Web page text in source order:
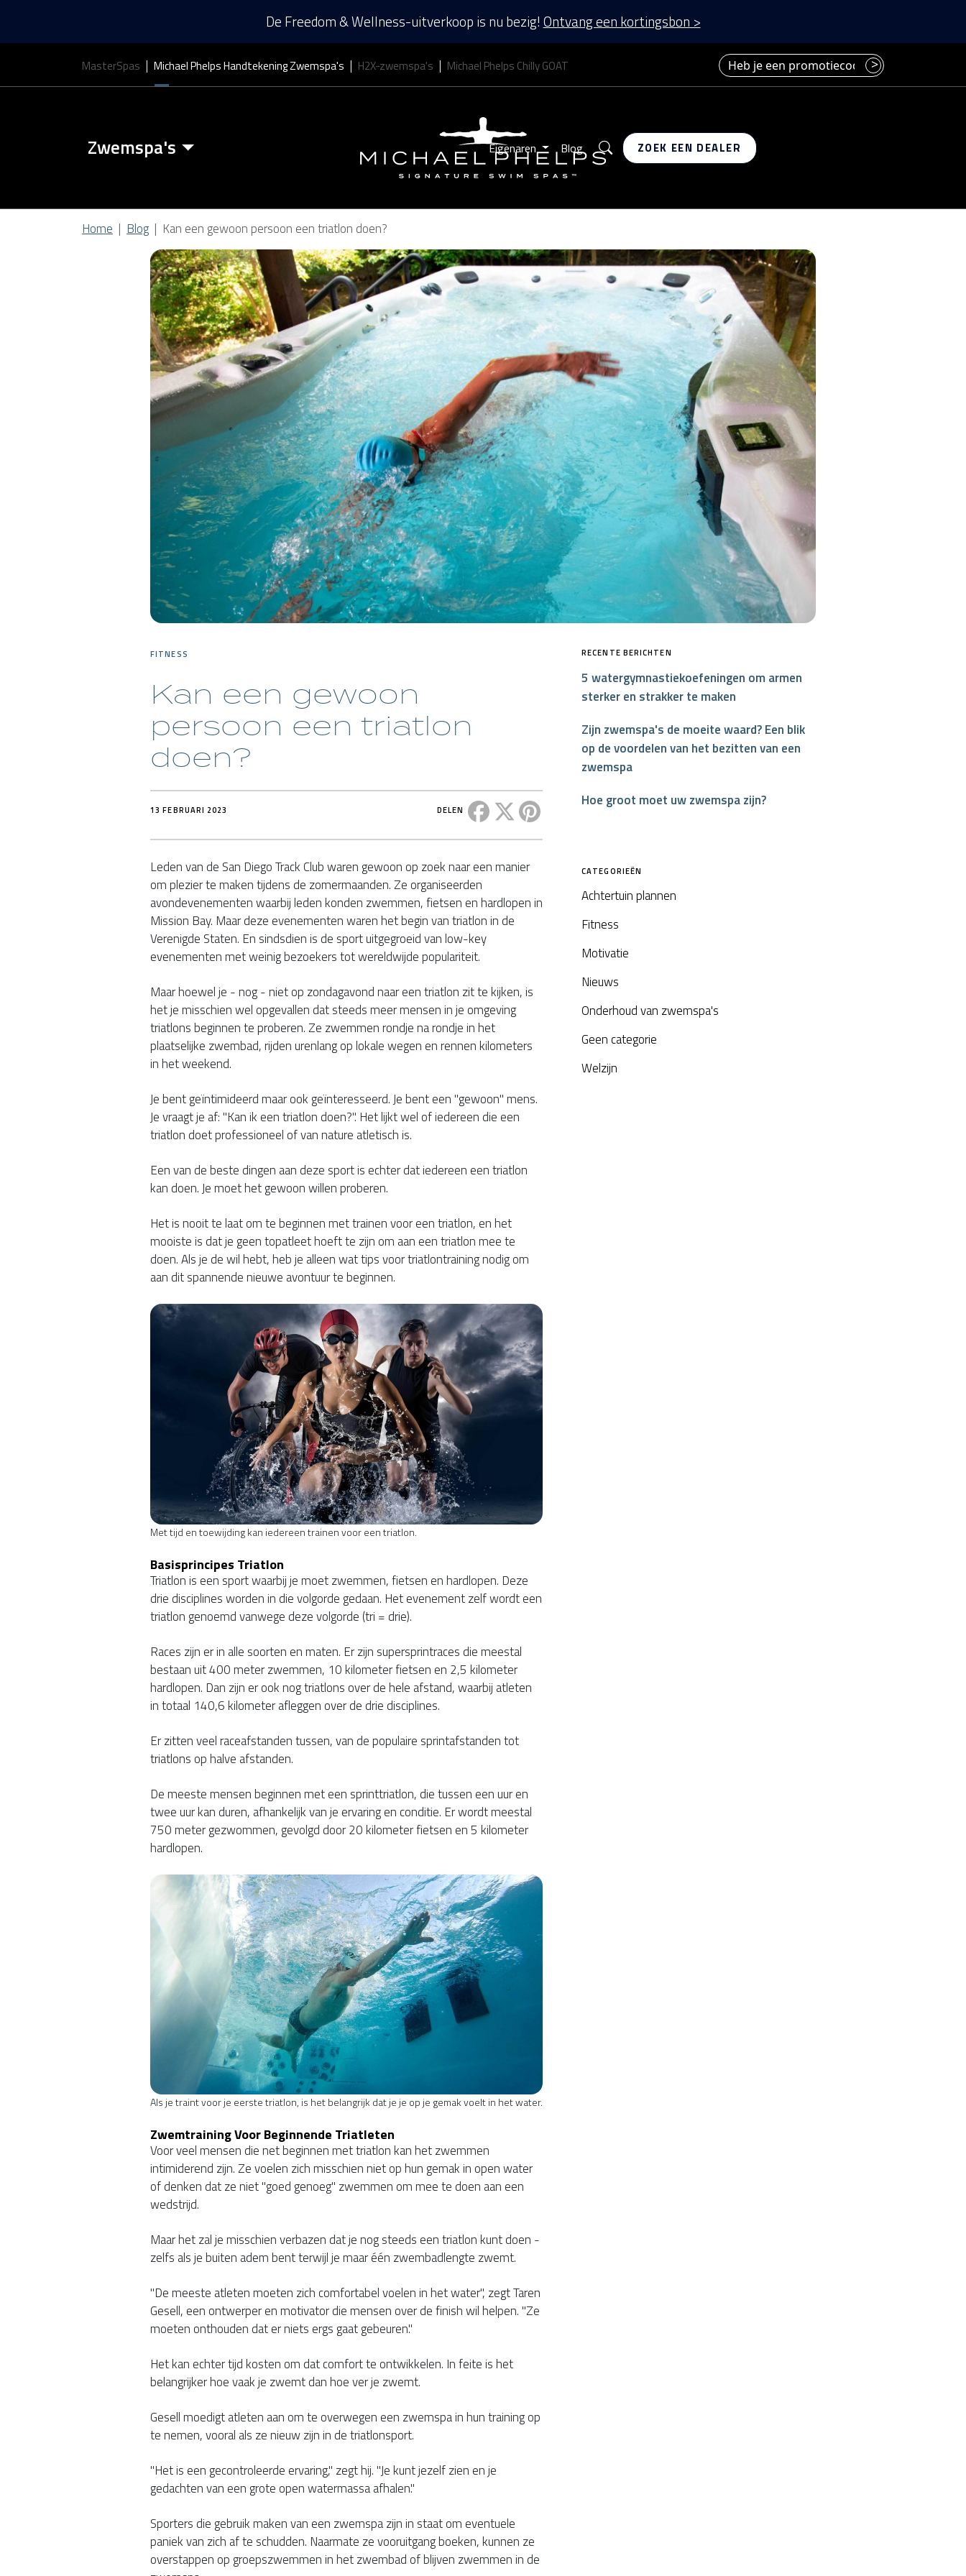
De Freedom & Wellness-uitverkoop is nu bezig! Ontvang een kortingsbon >
MasterSpas Michael Phelps Handtekening Zwemspa's H2X-zwemspa's Michael Phelps Chilly GOAT Heb je een promotiecode? Voer deze hier in.
>
Zwemspa's
Zwemspa Kenmerken
Zwem Spa Covers
MP HANDTEKENING PRO MP MOMENTUM DIEP
Eigenaren Blog Zoek op
ZOEK EEN DEALER
Home Blog Kan een gewoon persoon een triatlon doen?
FITNESS
Kan een gewoon
persoon een triatlon
doen?
13 FEBRUARI 2023 DELEN Deel dit bericht op Facebook
Deel dit bericht op X
Deel dit bericht op Pinterest
Leden van de San Diego Track Club waren gewoon op zoek naar een manier
om plezier te maken tijdens de zomermaanden. Ze organiseerden
avondevenementen waarbij leden konden zwemmen, fietsen en hardlopen in
Mission Bay. Maar deze evenementen waren het begin van triatlon in de
Verenigde Staten. En sindsdien is de sport uitgegroeid van low-key
evenementen met weinig bezoekers tot wereldwijde populariteit.
Maar hoewel je - nog - niet op zondagavond naar een triatlon zit te kijken, is
het je misschien wel opgevallen dat steeds meer mensen in je omgeving
triatlons beginnen te proberen. Ze zwemmen rondje na rondje in het
plaatselijke zwembad, rijden urenlang op lokale wegen en rennen kilometers
in het weekend.
Je bent geïntimideerd maar ook geïnteresseerd. Je bent een "gewoon" mens.
Je vraagt je af: "Kan ik een triatlon doen?". Het lijkt wel of iedereen die een
triatlon doet professioneel of van nature atletisch is.
Een van de beste dingen aan deze sport is echter dat iedereen een triatlon
kan doen. Je moet het gewoon willen proberen.
Het is nooit te laat om te beginnen met trainen voor een triatlon, en het
mooiste is dat je geen topatleet hoeft te zijn om aan een triatlon mee te
doen. Als je de wil hebt, heb je alleen wat tips voor triatlontraining nodig om
aan dit spannende nieuwe avontuur te beginnen.
Met tijd en toewijding kan iedereen trainen voor een triatlon.
Basisprincipes Triatlon
Triatlon is een sport waarbij je moet zwemmen, fietsen en hardlopen. Deze
drie disciplines worden in die volgorde gedaan. Het evenement zelf wordt een
triatlon genoemd vanwege deze volgorde (tri = drie).
Races zijn er in alle soorten en maten. Er zijn supersprintraces die meestal
bestaan uit 400 meter zwemmen, 10 kilometer fietsen en 2,5 kilometer
hardlopen. Dan zijn er ook nog triatlons over de hele afstand, waarbij atleten
in totaal 140,6 kilometer afleggen over de drie disciplines.
Er zitten veel raceafstanden tussen, van de populaire sprintafstanden tot
triatlons op halve afstanden.
De meeste mensen beginnen met een sprinttriatlon, die tussen een uur en
twee uur kan duren, afhankelijk van je ervaring en conditie. Er wordt meestal
750 meter gezwommen, gevolgd door 20 kilometer fietsen en 5 kilometer
hardlopen.
Als je traint voor je eerste triatlon, is het belangrijk dat je je op je gemak voelt in het water.
Zwemtraining Voor Beginnende Triatleten
Voor veel mensen die net beginnen met triatlon kan het zwemmen
intimiderend zijn. Ze voelen zich misschien niet op hun gemak in open water
of denken dat ze niet "goed genoeg" zwemmen om mee te doen aan een
wedstrijd.
Maar het zal je misschien verbazen dat je nog steeds een triatlon kunt doen -
zelfs als je buiten adem bent terwijl je maar één zwembadlengte zwemt.
"De meeste atleten moeten zich comfortabel voelen in het water", zegt Taren
Gesell, een ontwerper en motivator die mensen over de finish wil helpen. "Ze
moeten onthouden dat er niets ergs gaat gebeuren."
Het kan echter tijd kosten om dat comfort te ontwikkelen. In feite is het
belangrijker hoe vaak je zwemt dan hoe ver je zwemt.
Gesell moedigt atleten aan om te overwegen een zwemspa in hun training op
te nemen, vooral als ze nieuw zijn in de triatlonsport.
"Het is een gecontroleerde ervaring," zegt hij. "Je kunt jezelf zien en je
gedachten van een grote open watermassa afhalen."
Sporters die gebruik maken van een zwemspa zijn in staat om eventuele
paniek van zich af te schudden. Naarmate ze vooruitgang boeken, kunnen ze
overstappen op groepszwemmen in het zwembad of blijven zwemmen in de
RECENTE BERICHTEN
5 watergymnastiekoefeningen om armen
sterker en strakker te maken
Zijn zwemspa's de moeite waard? Een blik
op de voordelen van het bezitten van een
zwemspa
Hoe groot moet uw zwemspa zijn?
CATEGORIEËN
Achtertuin plannen
Fitness
Motivatie
Nieuws
Onderhoud van zwemspa's
Geen categorie
Welzijn